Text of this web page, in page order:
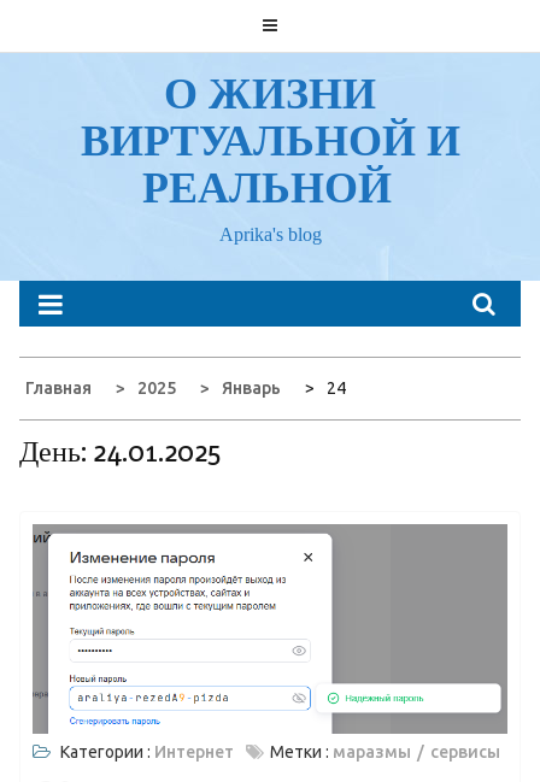
О ЖИЗНИ
ВИРТУАЛЬНОЙ И
РЕАЛЬНОЙ
Aprika's blog
Главная 2025 Январь 24
День: 24.01.2025
Категории : Интернет Метки : маразмы
сервисы